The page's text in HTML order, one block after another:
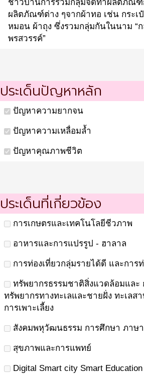
ชาวบ้านการรวมกลุ่มจัดทำผลิตภัณฑ์
ผลิตภัณฑ์ต่าง ๆจากผ้าทอ เช่น กระเ
หมอน ผ้าถุง ซึ่งรวมกลุ่มกันในนาม “
พรสวรรค์”
ประเด็นปัญหาหลัก
ปัญหาความยากจน
ปัญหาความเหลื่อมล้ำ
ปัญหาคุณภาพชีวิต
ประเด็นที่เกี่ยวข้อง
การเกษตรและเทคโนโลยีชีวภาพ
อาหารและการแปรรูป - ฮาลาล
การท่องเที่ยวกลุ่มรายได้ดี และการ
ทรัพยากรธรรมชาติสิ่งแวดล้อมและ
ทรัพยากรทางทะเลและชายฝั่ง ทะเลส
การเพาะเลี้ยง
สังคมพหุวัฒนธรรม การศึกษา ภาษา
สุขภาพและการแพทย์
Digital Smart city Smart